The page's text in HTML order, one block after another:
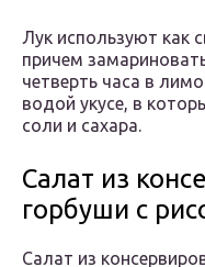
Лук используют как
причем
четверть часа в
водой укусе, в
соли и сахара.
Салат из
горбуши с
Салат из